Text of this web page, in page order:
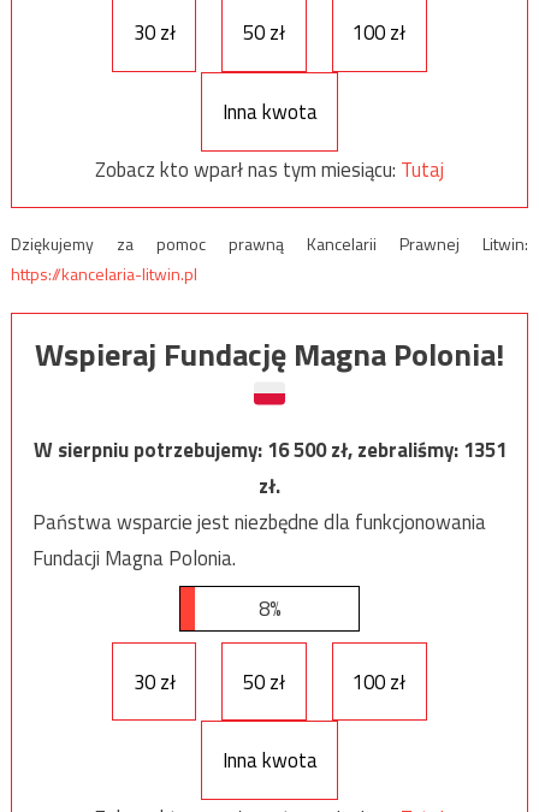
30 zł
50 zł 100 zł
Inna kwota
Zobacz kto wparł nas tym miesiącu: Tutaj
Dziękujemy za pomoc prawną Kancelarii Prawnej Litwin:
https://kancelaria-litwin.pl
Wspieraj Fundację Magna Polonia!
W sierpniu potrzebujemy:16 500zł, zebraliśmy:1351
zł.
Państwa wsparcie jest niezbędne dla funkcjonowania
Fundacji Magna Polonia.
8%
30 zł 50 zł 100 zł
Inna kwota